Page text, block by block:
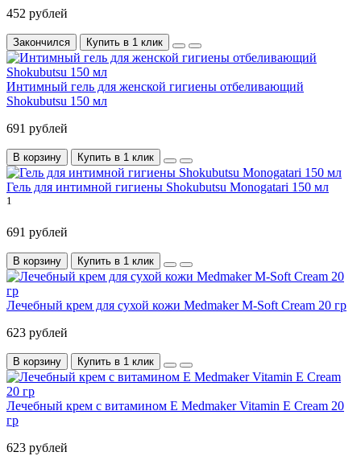
452 рублей
Закончился Купить в 1 клик
Интимный гель для женской гигиены отбеливающий
Shokubutsu 150 мл
691 рублей
В корзину Купить в 1 клик
Гель для интимной гигиены Shokubutsu Monogatari 150 мл
1
691 рублей
В корзину Купить в 1 клик
Лечебный крем для сухой кожи Medmaker M-Soft Cream 20 гр
623 рублей
В корзину Купить в 1 клик
Лечебный крем с витамином Е Medmaker Vitamin E Cream 20
гр
623 рублей